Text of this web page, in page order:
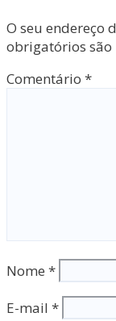
O seu endereço
obrigatórios são
Comentário *
Nome *
E-mail *